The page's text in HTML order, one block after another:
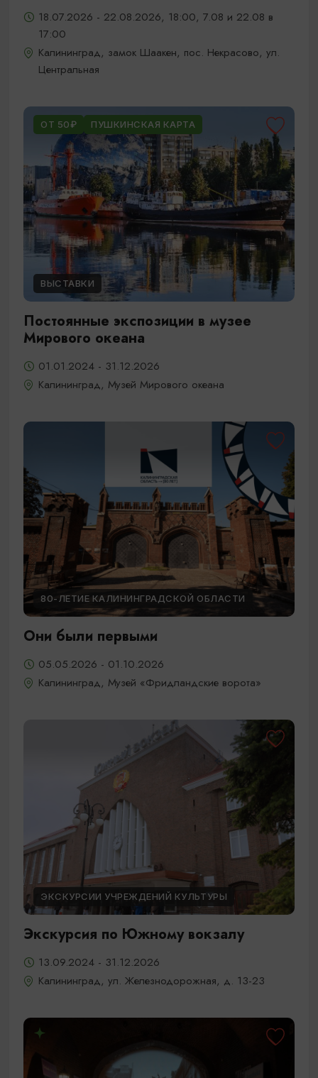
18.07.2026 - 22.08.2026, 18:00, 7.08 и 22.08 в
17:00
Калининград, замок Шаакен, пос. Некрасово, ул.
Центральная
ОТ 50₽ ПУШКИНСКАЯ КАРТА
ВЫСТАВКИ
Постоянные экспозиции в музее
Мирового океана
01.01.2024 - 31.12.2026
Калининград, Музей Мирового океана
80-ЛЕТИЕ КАЛИНИНГРАДСКОЙ ОБЛАСТИ
Они были первыми
05.05.2026 - 01.10.2026
Калининград, Музей «Фридландские ворота»
ЭКСКУРСИИ УЧРЕЖДЕНИЙ КУЛЬТУРЫ
Экскурсия по Южному вокзалу
13.09.2024 - 31.12.2026
Калининград, ул. Железнодорожная, д. 13-23